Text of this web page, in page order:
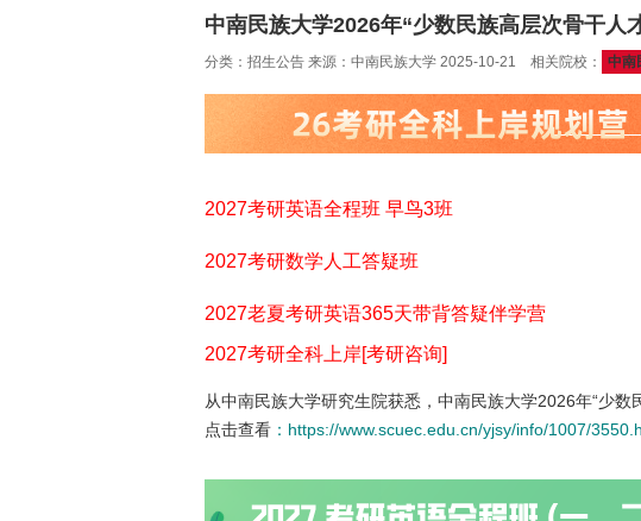
中南民族大学2026年“少数民族高层次骨干人
分类：招生公告 来源：中南民族大学 2025-10-21 相关院校： 中南
2027考研英语全程班 早鸟3班
2027考研数学人工答疑班
2027老夏考研英语365天带背答疑伴学营
2027考研全科上岸[考研咨询]
从中南民族大学研究生院获悉，中南民族大学2026年“少数
点击查看 ： https://www.scuec.edu.cn/yjsy/info/1007/